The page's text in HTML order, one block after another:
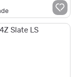
Slate LS